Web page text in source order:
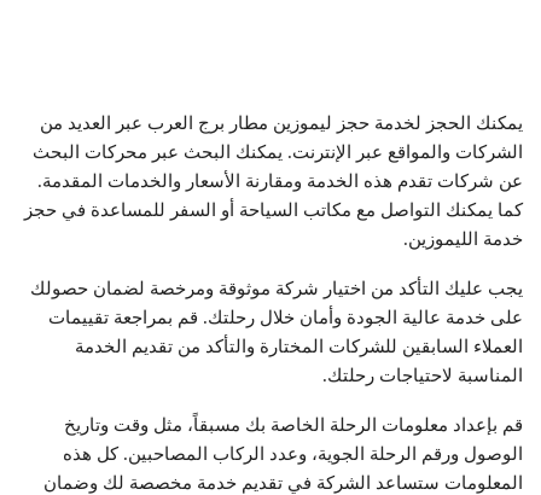
يمكنك الحجز لخدمة حجز ليموزين مطار برج العرب عبر العديد من
الشركات والمواقع عبر الإنترنت. يمكنك البحث عبر محركات البحث
عن شركات تقدم هذه الخدمة ومقارنة الأسعار والخدمات المقدمة.
كما يمكنك التواصل مع مكاتب السياحة أو السفر للمساعدة في حجز
خدمة الليموزين.
يجب عليك التأكد من اختيار شركة موثوقة ومرخصة لضمان حصولك
على خدمة عالية الجودة وأمان خلال رحلتك. قم بمراجعة تقييمات
العملاء السابقين للشركات المختارة والتأكد من تقديم الخدمة
المناسبة لاحتياجات رحلتك.
قم بإعداد معلومات الرحلة الخاصة بك مسبقاً، مثل وقت وتاريخ
الوصول ورقم الرحلة الجوية، وعدد الركاب المصاحبين. كل هذه
المعلومات ستساعد الشركة في تقديم خدمة مخصصة لك وضمان